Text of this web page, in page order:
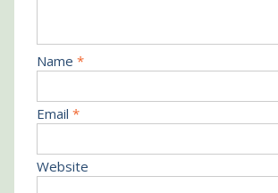
Name *
Email *
Website